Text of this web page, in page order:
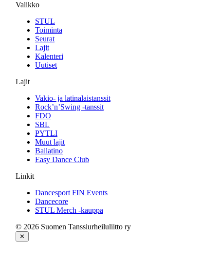
Valikko
STUL
Toiminta
Seurat
Lajit
Kalenteri
Uutiset
Lajit
Vakio- ja latinalaistanssit
Rock’n’Swing -tanssit
FDO
SBL
PYTLI
Muut lajit
Bailatino
Easy Dance Club
Linkit
Dancesport FIN Events
Dancecore
STUL Merch -kauppa
© 2026 Suomen Tanssiurheiluliitto ry
✕